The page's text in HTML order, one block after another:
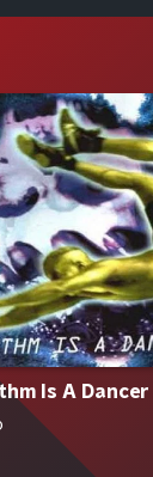
Is A Dancer